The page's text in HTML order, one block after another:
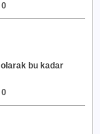
0
olarak bu kadar
0